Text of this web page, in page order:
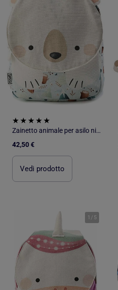
Zainetto animale per asilo nido e scuola materna | Sassi Junior
42,50 €
Vedi prodotto
1 / 5